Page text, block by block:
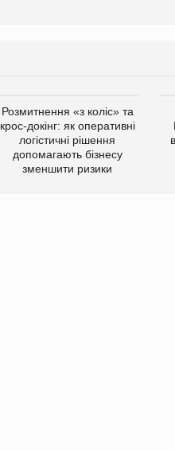
Розмитнення «з коліс» та
крос-докінг: як оперативні
логістичні рішення
допомагають бізнесу
зменшити ризики